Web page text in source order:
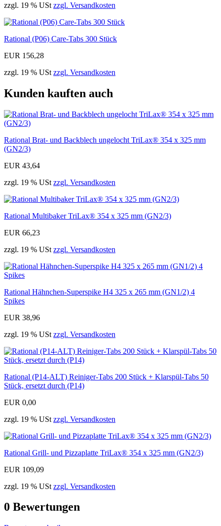
zzgl. 19 % USt zzgl. Versandkosten
Rational (P06) Care-Tabs 300 Stück
EUR 156,28
zzgl. 19 % USt zzgl. Versandkosten
Kunden kauften auch
Rational Brat- und Backblech ungelocht TriLax® 354 x 325 mm
(GN2/3)
EUR 43,64
zzgl. 19 % USt zzgl. Versandkosten
Rational Multibaker TriLax® 354 x 325 mm (GN2/3)
EUR 66,23
zzgl. 19 % USt zzgl. Versandkosten
Rational Hähnchen-Superspike H4 325 x 265 mm (GN1/2) 4
Spikes
EUR 38,96
zzgl. 19 % USt zzgl. Versandkosten
Rational (P14-ALT) Reiniger-Tabs 200 Stück + Klarspül-Tabs 50
Stück, ersetzt durch (P14)
EUR 0,00
zzgl. 19 % USt zzgl. Versandkosten
Rational Grill- und Pizzaplatte TriLax® 354 x 325 mm (GN2/3)
EUR 109,09
zzgl. 19 % USt zzgl. Versandkosten
0 Bewertungen